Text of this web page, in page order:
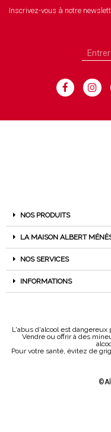
Inscrivez-vous à notre
NOS PRODUITS
LA MAISON ALBERT
NOS SERVICES
INFORMATIONS
L'abus d'alcool est dangereux
Vendre ou offrir à des
Pour votre santé, évitez de